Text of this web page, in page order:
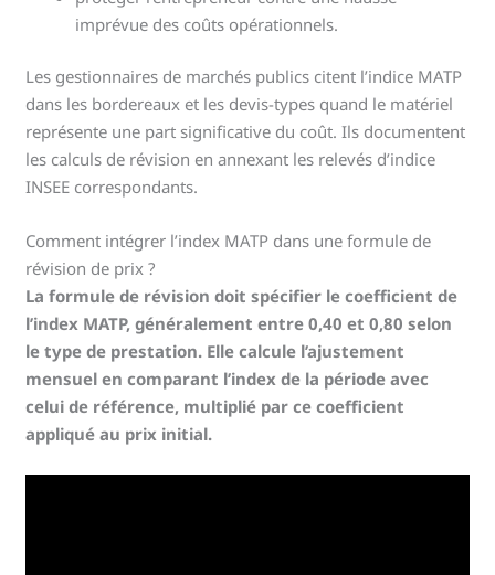
imprévue des coûts opérationnels.
Les gestionnaires de marchés publics citent l’indice MATP
dans les bordereaux et les devis-types quand le matériel
représente une part significative du coût. Ils documentent
les calculs de révision en annexant les relevés d’indice
INSEE correspondants.
Comment intégrer l’index MATP dans une formule de
révision de prix ?
La formule de révision doit spécifier le coefficient de
l’index MATP, généralement entre 0,40 et 0,80 selon
le type de prestation. Elle calcule l’ajustement
mensuel en comparant l’index de la période avec
celui de référence, multiplié par ce coefficient
appliqué au prix initial.